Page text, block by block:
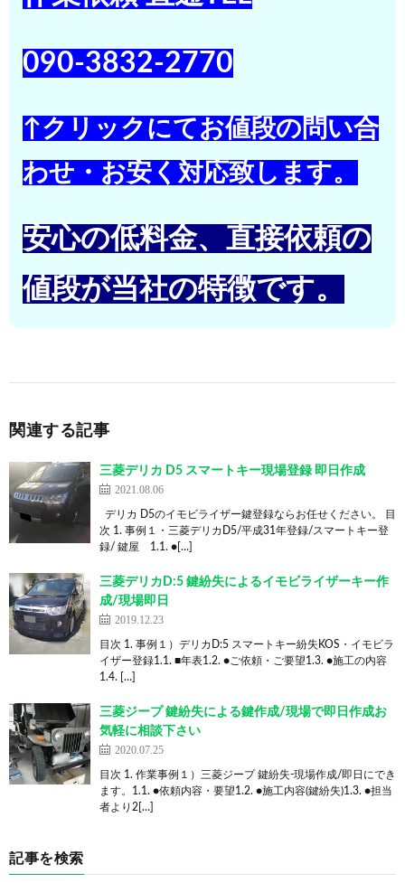
090-3832-2770
↑クリックにてお値段の問い合
わせ・お安く対応致します。
安心の低料金、直接依頼の
値段が当社の特徴です。
関連する記事
三菱デリカ D5 スマートキー現場登録 即日作成
2021.08.06
デリカ D5のイモビライザー鍵登録ならお任せください。 目
次 1. 事例１・三菱デリカD5/平成31年登録/スマートキー登
録/ 鍵屋 1.1. ●[…]
三菱デリカD:5 鍵紛失によるイモビライザーキー作
成/現場即日
2019.12.23
目次 1. 事例１）デリカD:5 スマートキー紛失KOS・イモビラ
イザー登録1.1. ■年表1.2. ●ご依頼・ご要望1.3. ●施工の内容
1.4. […]
三菱ジープ 鍵紛失による鍵作成/現場で即日作成お
気軽に相談下さい
2020.07.25
目次 1. 作業事例１）三菱ジープ 鍵紛失-現場作成/即日にでき
ます。1.1. ●依頼内容・要望1.2. ●施工内容(鍵紛失)1.3. ●担当
者より2[…]
記事を検索